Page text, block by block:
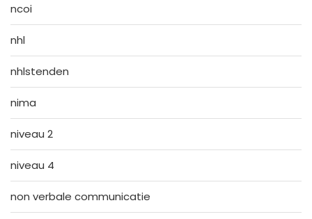
ncoi
nhl
nhlstenden
nima
niveau 2
niveau 4
non verbale communicatie